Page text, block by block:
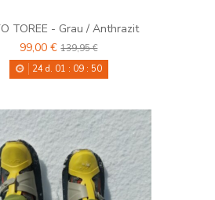
TOREE - Grau / Anthrazit
99,00 €139,95 €
24d. 01 : 09: 48